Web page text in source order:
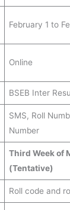
February 1 to
Online
BSEB Inter
SMS, Roll
Number
Third Week of
(Tentative)
Roll code and